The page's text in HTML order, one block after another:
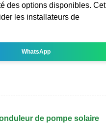
des options disponibles. Cet
les installateurs de
WhatsApp
de pompe solaire